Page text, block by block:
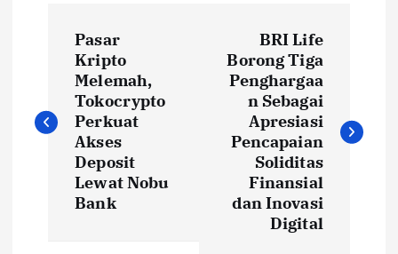
s
Pasar
Kripto
Melemah,
Tokocrypto
Perkuat
Akses
Deposit
Lewat Nobu
Bank
BRI Life
Borong Tiga
Penghargaa
n Sebagai
Apresiasi
Pencapaian
Soliditas
Finansial
dan Inovasi
Digital